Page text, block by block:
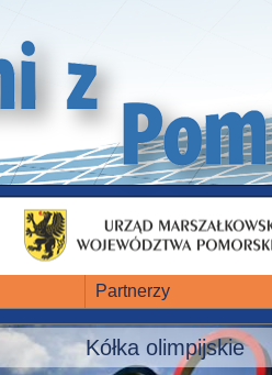
Partnerzy
Kółka olimpijskie